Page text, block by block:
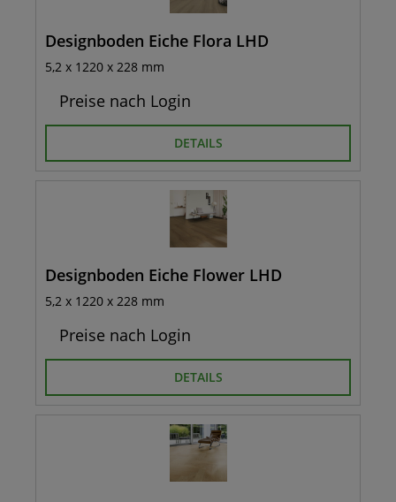
Designboden Eiche Flora LHD
5,2 x 1220 x 228 mm
Preise nach Login
DETAILS
Designboden Eiche Flower LHD
5,2 x 1220 x 228 mm
Preise nach Login
DETAILS